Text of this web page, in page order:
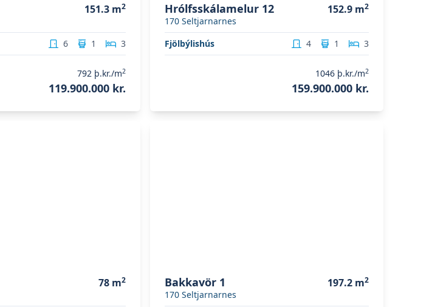
151.3 m2
6 1 3
792 þ.kr./m2
119.900.000 kr.
Hrólfsskálamelur 12
170 Seltjarnarnes
152.9 m2
Fjölbýlishús 4 1 3
1046 þ.kr./m2
159.900.000 kr.
78 m2 Bakkavör 1
170 Seltjarnarnes
197.2 m2